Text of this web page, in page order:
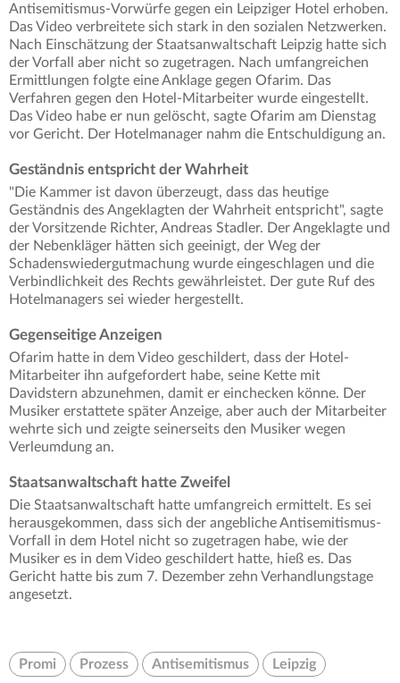
Antisemitismus-Vorwürfe gegen ein Leipziger Hotel erhoben.
Das Video verbreitete sich stark in den sozialen Netzwerken.
Nach Einschätzung der Staatsanwaltschaft Leipzig hatte sich
der Vorfall aber nicht so zugetragen. Nach umfangreichen
Ermittlungen folgte eine Anklage gegen Ofarim. Das
Verfahren gegen den Hotel-Mitarbeiter wurde eingestellt.
Das Video habe er nun gelöscht, sagte Ofarim am Dienstag
vor Gericht. Der Hotelmanager nahm die Entschuldigung an.
Geständnis entspricht der Wahrheit
"Die Kammer ist davon überzeugt, dass das heutige
Geständnis des Angeklagten der Wahrheit entspricht", sagte
der Vorsitzende Richter, Andreas Stadler. Der Angeklagte und
der Nebenkläger hätten sich geeinigt, der Weg der
Schadenswiedergutmachung wurde eingeschlagen und die
Verbindlichkeit des Rechts gewährleistet. Der gute Ruf des
Hotelmanagers sei wieder hergestellt.
Gegenseitige Anzeigen
Ofarim hatte in dem Video geschildert, dass der Hotel-
Mitarbeiter ihn aufgefordert habe, seine Kette mit
Davidstern abzunehmen, damit er einchecken könne. Der
Musiker erstattete später Anzeige, aber auch der Mitarbeiter
wehrte sich und zeigte seinerseits den Musiker wegen
Verleumdung an.
Staatsanwaltschaft hatte Zweifel
Die Staatsanwaltschaft hatte umfangreich ermittelt. Es sei
herausgekommen, dass sich der angebliche Antisemitismus-
Vorfall in dem Hotel nicht so zugetragen habe, wie der
Musiker es in dem Video geschildert hatte, hieß es. Das
Gericht hatte bis zum 7. Dezember zehn Verhandlungstage
angesetzt.
Promi Prozess Antisemitismus Leipzig